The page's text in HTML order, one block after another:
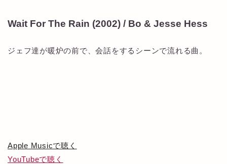
Wait For The Rain (2002) / Bo & Jesse Hess
ジェフ達が暖炉の前で、会話をするシーンで流れる曲。
Apple Musicで聴く
YouTubeで聴く